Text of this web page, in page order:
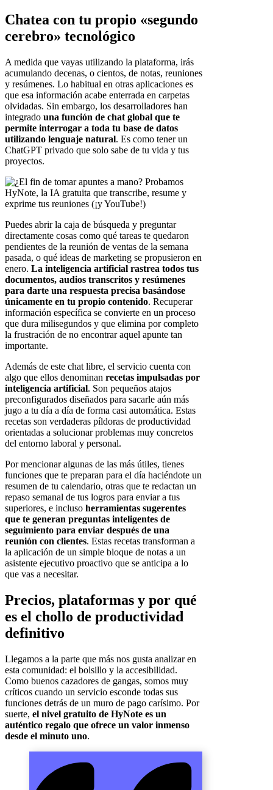
Chatea con tu propio «segundo
cerebro» tecnológico
A medida que vayas utilizando la plataforma, irás
acumulando decenas, o cientos, de notas, reuniones
y resúmenes. Lo habitual en otras aplicaciones es
que esa información acabe enterrada en carpetas
olvidadas. Sin embargo, los desarrolladores han
integrado una función de chat global que te
permite interrogar a toda tu base de datos
utilizando lenguaje natural. Es como tener un
ChatGPT privado que solo sabe de tu vida y tus
proyectos.
Puedes abrir la caja de búsqueda y preguntar
directamente cosas como qué tareas te quedaron
pendientes de la reunión de ventas de la semana
pasada, o qué ideas de marketing se propusieron en
enero. La inteligencia artificial rastrea todos tus
documentos, audios transcritos y resúmenes
para darte una respuesta precisa basándose
únicamente en tu propio contenido. Recuperar
información específica se convierte en un proceso
que dura milisegundos y que elimina por completo
la frustración de no encontrar aquel apunte tan
importante.
Además de este chat libre, el servicio cuenta con
algo que ellos denominan recetas impulsadas por
inteligencia artificial. Son pequeños atajos
preconfigurados diseñados para sacarle aún más
jugo a tu día a día de forma casi automática. Estas
recetas son verdaderas píldoras de productividad
orientadas a solucionar problemas muy concretos
del entorno laboral y personal.
Por mencionar algunas de las más útiles, tienes
funciones que te preparan para el día haciéndote un
resumen de tu calendario, otras que te redactan un
repaso semanal de tus logros para enviar a tus
superiores, e incluso herramientas sugerentes
que te generan preguntas inteligentes de
seguimiento para enviar después de una
reunión con clientes. Estas recetas transforman a
la aplicación de un simple bloque de notas a un
asistente ejecutivo proactivo que se anticipa a lo
que vas a necesitar.
Precios, plataformas y por qué
es el chollo de productividad
definitivo
Llegamos a la parte que más nos gusta analizar en
esta comunidad: el bolsillo y la accesibilidad.
Como buenos cazadores de gangas, somos muy
críticos cuando un servicio esconde todas sus
funciones detrás de un muro de pago carísimo. Por
suerte, el nivel gratuito de HyNote es un
auténtico regalo que ofrece un valor inmenso
desde el minuto uno.